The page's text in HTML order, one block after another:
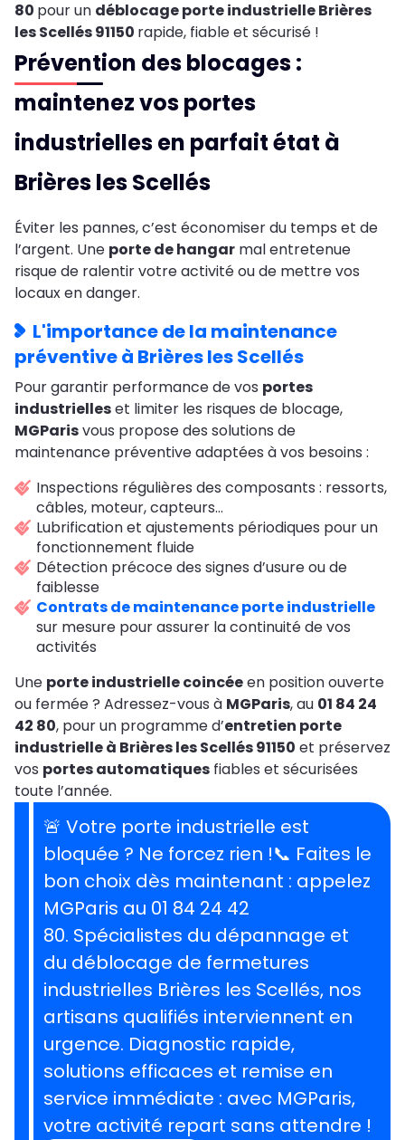
80 pour un déblocage porte industrielle Brières
les Scellés 91150 rapide, fiable et sécurisé !
Prévention des blocages :
maintenez vos portes
industrielles en parfait état à
Brières les Scellés
Éviter les pannes, c’est économiser du temps et de
l’argent. Une porte de hangar mal entretenue
risque de ralentir votre activité ou de mettre vos
locaux en danger.
L'importance de la maintenance
préventive à Brières les Scellés
Pour garantir performance de vos portes
industrielleset limiter les risques de blocage,
MGParisvous propose des solutions de
maintenance préventive adaptées à vos besoins :
Inspections régulières des composants : ressorts,
câbles, moteur, capteurs…
Lubrification et ajustements périodiques pour un
fonctionnement fluide
Détection précoce des signes d’usure ou de
faiblesse
Contrats de maintenance porte industrielle
sur mesure pour assurer la continuité de vos
activités
Une porte industrielle coincéeen position ouverte
ou fermée ? Adressez-vous à MGParis, au 01 84 24
42 80, pour un programme d’entretien porte
industrielle à Brières les Scellés 91150 et préservez
vos portes automatiques fiables et sécurisées
toute l’année.
🚨 Votre porte industrielle est
bloquée ? Ne forcez rien !📞 Faites le
bon choix dès maintenant : appelez
MGParis au 01 84 24 42
80. Spécialistes du dépannage et
du déblocage de fermetures
industrielles Brières les Scellés, nos
artisans qualifiés interviennent en
urgence. Diagnostic rapide,
solutions efficaces et remise en
service immédiate : avec MGParis,
votre activité repart sans attendre !